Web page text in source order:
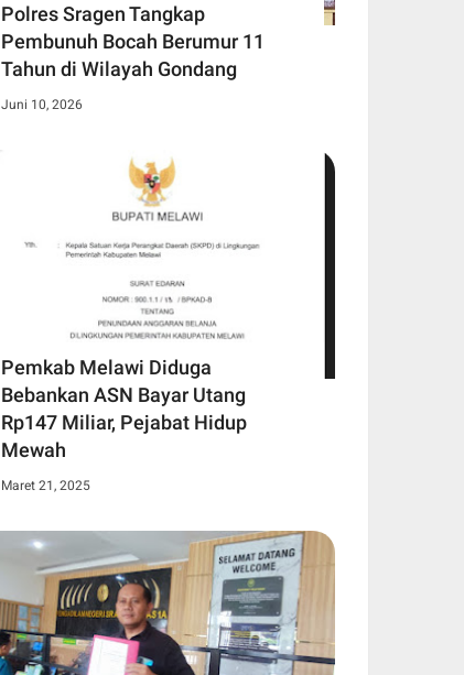
Polres Sragen Tangkap
Pembunuh Bocah Berumur 11
Tahun di Wilayah Gondang
Juni 10, 2026
Pemkab Melawi Diduga
Bebankan ASN Bayar Utang
Rp147 Miliar, Pejabat Hidup
Mewah
Maret 21, 2025